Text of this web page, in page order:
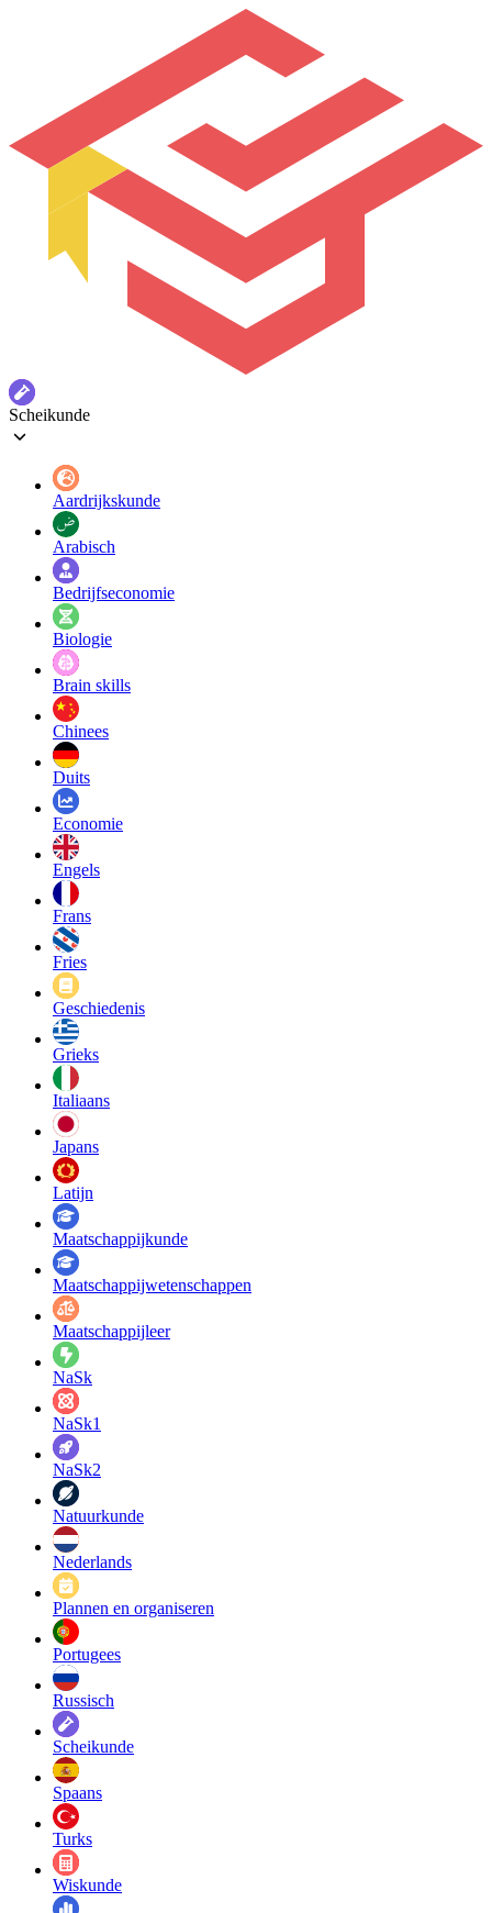
Scheikunde
Aardrijkskunde
Arabisch
Bedrijfseconomie
Biologie
Brain skills
Chinees
Duits
Economie
Engels
Frans
Fries
Geschiedenis
Grieks
Italiaans
Japans
Latijn
Maatschappij­kunde
Maatschappij­wetenschappen
Maatschappijleer
NaSk
NaSk1
NaSk2
Natuurkunde
Nederlands
Plannen en organiseren
Portugees
Russisch
Scheikunde
Spaans
Turks
Wiskunde